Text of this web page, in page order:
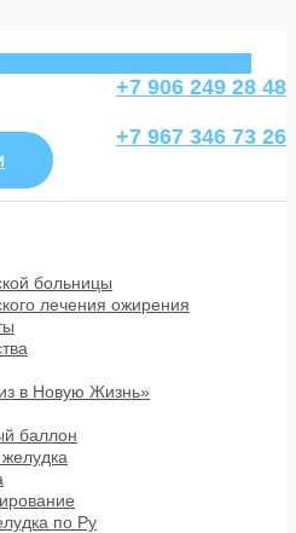
+7 906 249 28 48
+7 967 346 73 26
больницы
лечения ожирения
в Новую Жизнь»
баллон
по Ру